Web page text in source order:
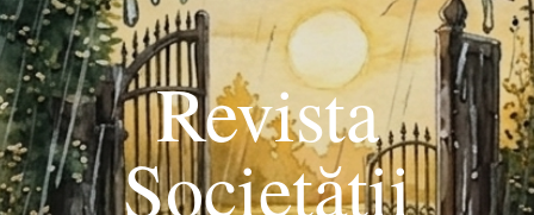
Revista
Societății